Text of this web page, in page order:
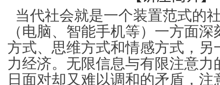
当代社会就是一个装置范式的
（电脑、智能手机等）一方面
方式、思维方式和情感方式，另
力经济。无限信息与有限注意力
日面对却又难以调和的矛盾，